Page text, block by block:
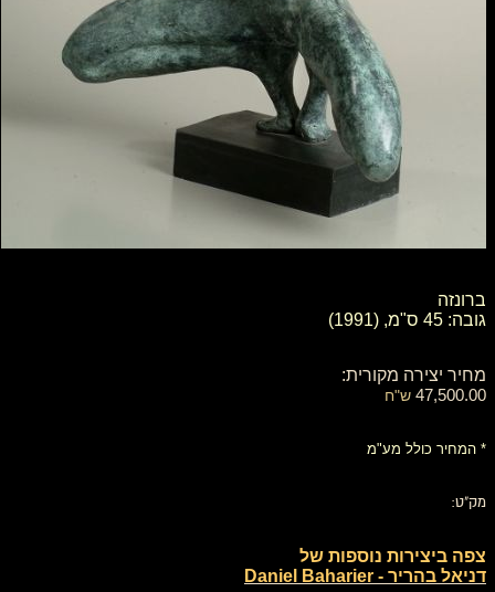
ברונזה
גובה: 45 ס"מ, (1991)
מחיר יצירה מקורית:
47,500.00 ש"ח
* המחיר כולל מע"מ
מק"ט:
צפה ביצירות נוספות של
דניאל בהריר - Daniel Baharier